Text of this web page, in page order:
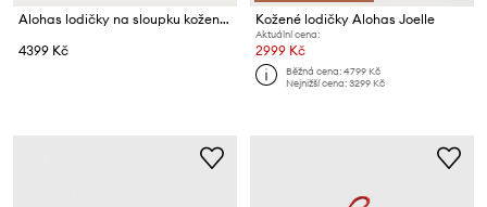
Alohas lodičky na sloupku kožené Rhiane
4399 Kč
Kožené lodičky Alohas Joelle
Aktuální cena:
2999 Kč
Běžná cena:4799 Kč
Nejnižší cena:3299 Kč